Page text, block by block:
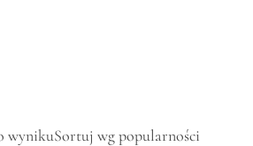
wynikuSortuj wg popularności